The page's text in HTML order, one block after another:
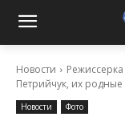
Новости
Петрийчук, их родные
Новости Фото